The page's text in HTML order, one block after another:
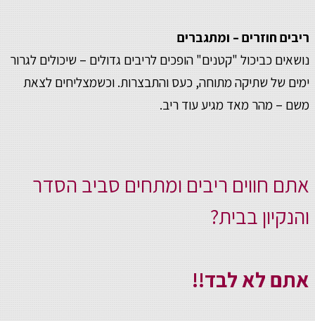
ריבים חוזרים – ומתגברים
נושאים כביכול "קטנים" הופכים לריבים גדולים – שיכולים לגרור
ימים של שתיקה מתוחה, כעס והתבצרות. וכשמצליחים לצאת
משם – מהר מאד מגיע עוד ריב.
אתם חווים ריבים ומתחים סביב הסדר
והנקיון בבית?
אתם לא לבד!!